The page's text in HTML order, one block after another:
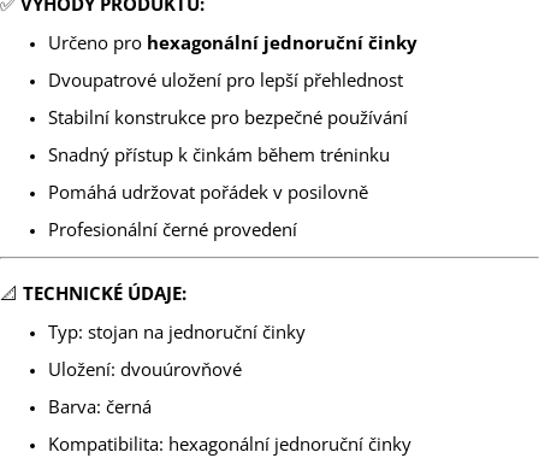
Určeno pro hexagonální jednoruční činky
Dvoupatrové uložení pro lepší přehlednost
Stabilní konstrukce pro bezpečné používání
Snadný přístup k činkám během tréninku
Pomáhá udržovat pořádek v posilovně
Profesionální černé provedení
📐 TECHNICKÉ ÚDAJE:
Typ: stojan na jednoruční činky
Uložení: dvouúrovňové
Barva: černá
Kompatibilita: hexagonální jednoruční činky